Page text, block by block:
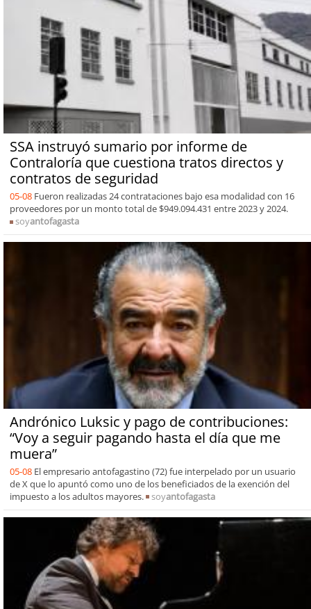
SSA instruyó sumario por informe de
Contraloría que cuestiona tratos directos y
contratos de seguridad
05-08 Fueron realizadas 24 contrataciones bajo esa modalidad con 16
proveedores por un monto total de $949.094.431 entre 2023 y 2024.
soyantofagasta
Andrónico Luksic y pago de contribuciones:
“Voy a seguir pagando hasta el día que me
muera”
05-08 El empresario antofagastino (72) fue interpelado por un usuario
de X que lo apuntó como uno de los beneficiados de la exención del
impuesto a los adultos mayores.
soyantofagasta